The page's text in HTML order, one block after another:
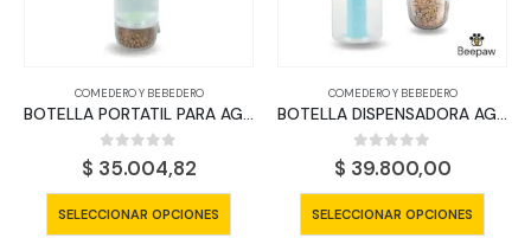
COMEDERO Y BEBEDERO
BOTELLA PORTATIL PARA AGUA Y COMIDA
0 out of 5
$ 35.004,82
SELECCIONAR OPCIONES
COMEDERO Y BEBEDERO
BOTELLA DISPENSADORA AGUA, COMIDA y BOLSA
0 out of 5
$ 39.800,00
SELECCIONAR OPCIONES